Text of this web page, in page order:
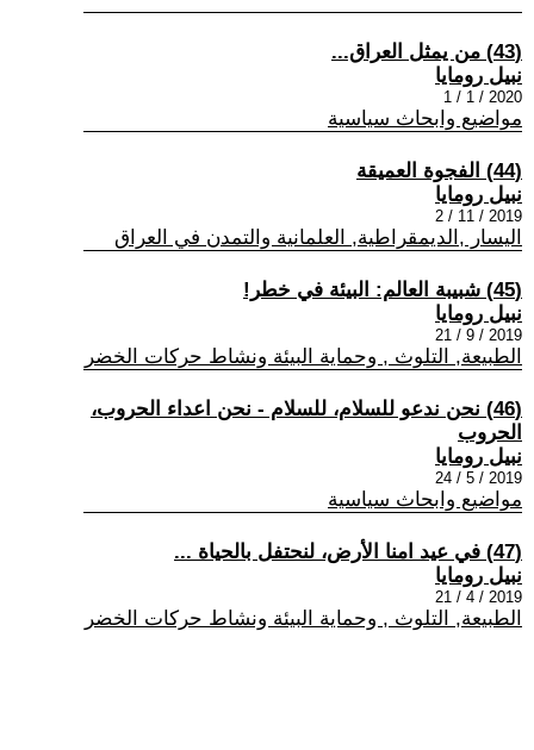
(43) من يمثل العراق...
نبيل رومايا
2020 / 1 / 1
مواضيع وابحاث سياسية
(44) الفجوة العميقة
نبيل رومايا
2019 / 11 / 2
اليسار ,الديمقراطية, العلمانية والتمدن في العراق
(45) شبيبة العالم: البيئة في خطر!
نبيل رومايا
2019 / 9 / 21
الطبيعة, التلوث , وحماية البيئة ونشاط حركات الخضر
(46) نحن ندعو للسلام، للسلام - نحن اعداء الحروب،
الحروب
نبيل رومايا
2019 / 5 / 24
مواضيع وابحاث سياسية
(47) في عيد امنا الأرض، لنحتفل بالحياة ...
نبيل رومايا
2019 / 4 / 21
الطبيعة, التلوث , وحماية البيئة ونشاط حركات الخضر